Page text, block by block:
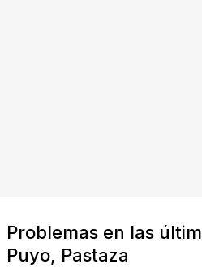
Problemas en las
Puyo, Pastaza